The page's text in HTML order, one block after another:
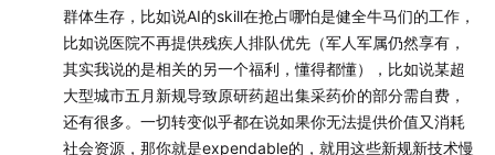
00:36:36 ｜跨越种族、性别、身体状态的共情是否可
能？
00:41:07｜基于刻板印象的贴标签符合生物本能，但那是
正确的吗？
大概是需要激进 这种激进就会引起另一方的恐惧… （关于残
障是一种流动态我很认同 因为我之前经常在不同时期的不同
瞬间有过这样的感受 也和朋友探讨过类似于构建残障美学的
东西… 但是人的意识很容易从 意识 到 现实 ，那就是另一种
状态了 需要从头构建自我对很多人来说大概会比较痛苦而且
群体生存，比如说AI的skill在抢占哪怕是健全牛马们的工作，
比如说医院不再提供残疾人排队优先（军人军属仍然享有，
其实我说的是相关的另一个福利，懂得都懂），比如说某超
大型城市五月新规导致原研药超出集采药价的部分需自费，
还有很多。一切转变似乎都在说如果你无法提供价值又消耗
社会资源，那你就是expendable的，就用这些新规新技术慢